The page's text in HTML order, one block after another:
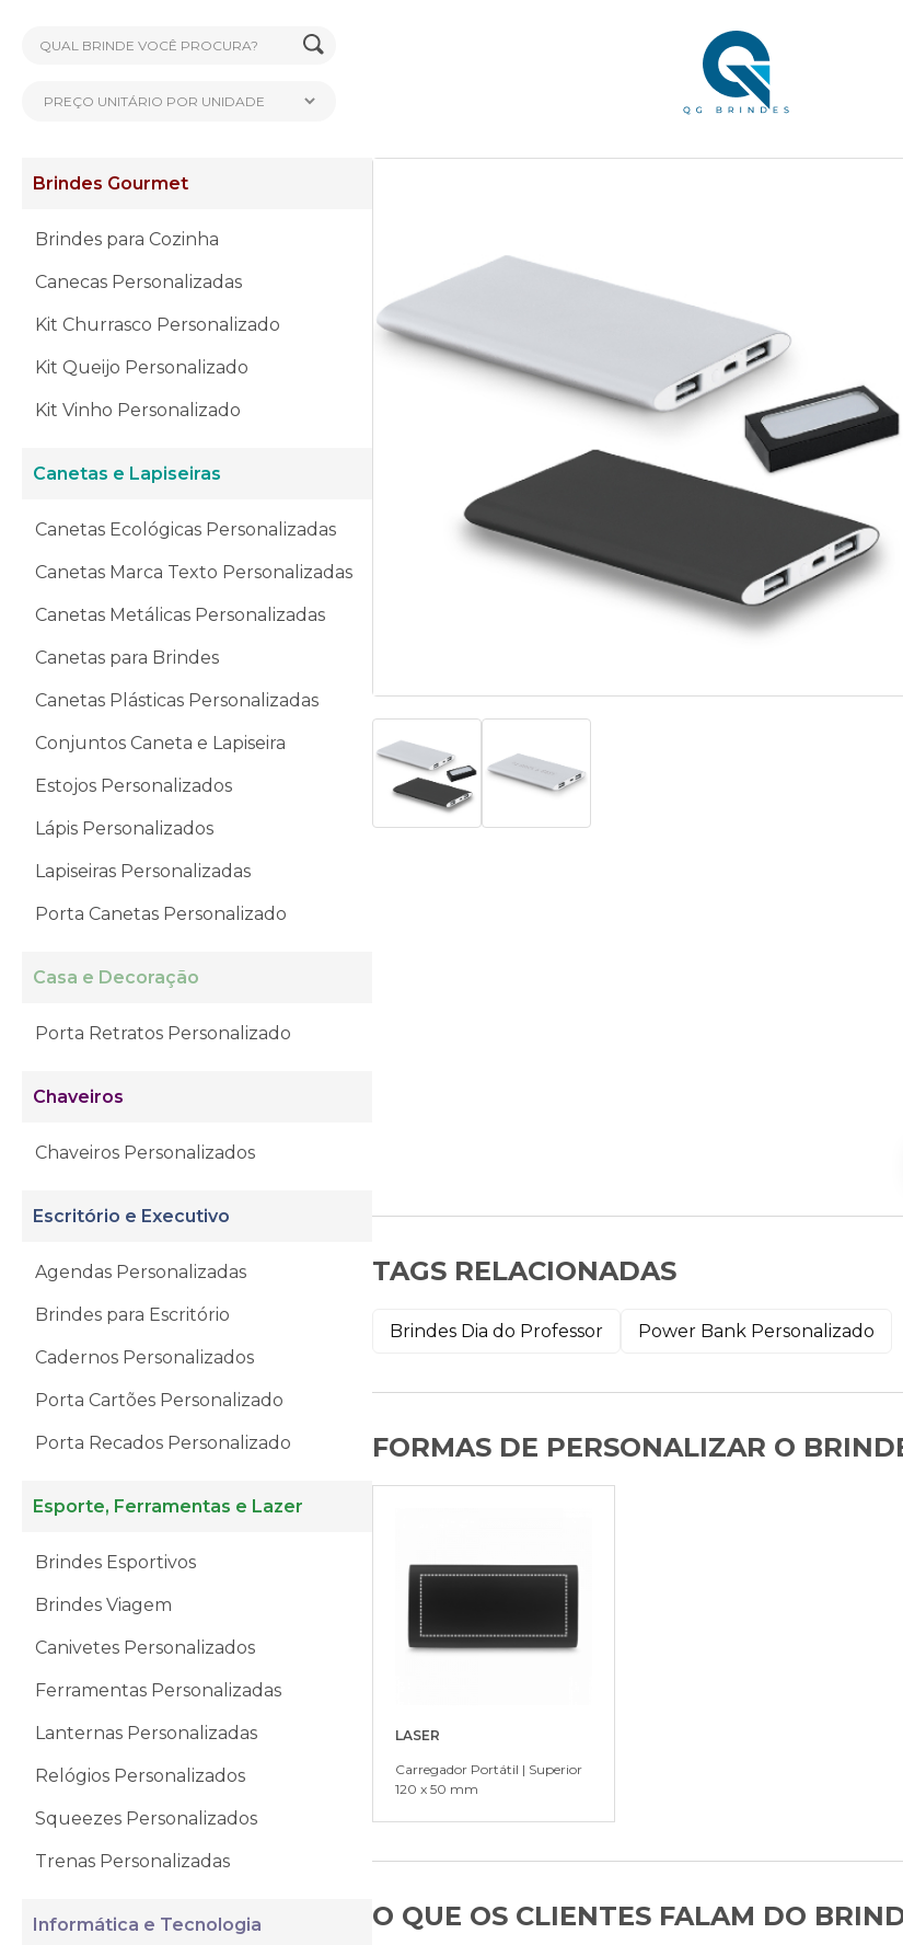
Brindes Gourmet
Brindes para Cozinha
Canecas Personalizadas
Kit Churrasco Personalizado
Kit Queijo Personalizado
Kit Vinho Personalizado
Canetas e Lapiseiras
Canetas Ecológicas Personalizadas
Canetas Marca Texto Personalizadas
Canetas Metálicas Personalizadas
Canetas para Brindes
Canetas Plásticas Personalizadas
Conjuntos Caneta e Lapiseira
Estojos Personalizados
Lápis Personalizados
Lapiseiras Personalizadas
Porta Canetas Personalizado
Casa e Decoração
Porta Retratos Personalizado
Chaveiros
Chaveiros Personalizados
Escritório e Executivo
Agendas Personalizadas
Brindes para Escritório
Cadernos Personalizados
Porta Cartões Personalizado
Porta Recados Personalizado
Esporte, Ferramentas e Lazer
Brindes Esportivos
Brindes Viagem
Canivetes Personalizados
Ferramentas Personalizadas
Lanternas Personalizadas
Relógios Personalizados
Squeezes Personalizados
Trenas Personalizadas
Informática e Tecnologia
TAGS RELACIONADAS
Brindes Dia do Professor Power Bank Personalizado
FORMAS DE PERSONALIZAR O
LASER
Carregador Portátil | Superior
120 x 50 mm
O QUE OS CLIENTES FALAM DO